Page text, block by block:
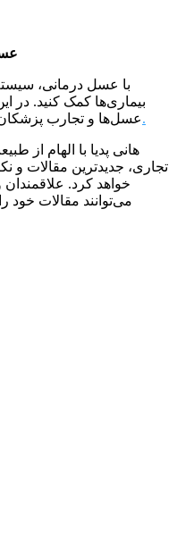
با عسل درمانی،
بیماری‌ها کمک کنید. در
عسل‌ها و تجارببیشتر بخوانیم.
هانی پدیا با الهام از
تجاری، جدیدترین مقالات و
خواهد کرد.
می‌توانند مقالات خود